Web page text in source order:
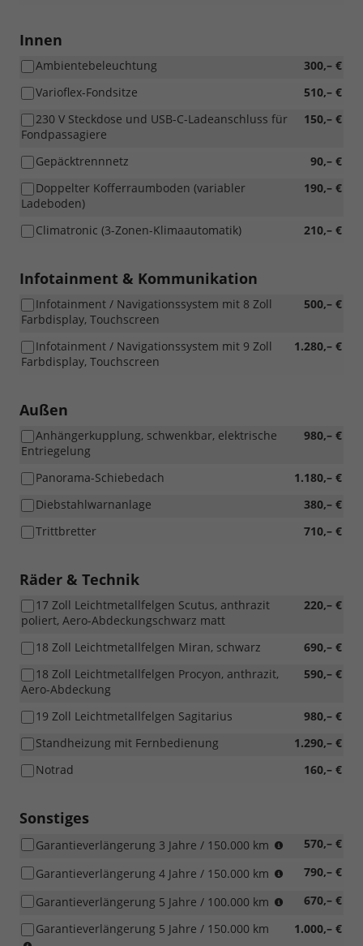
Innen
300,– €
Ambientebeleuchtung
510,– €
Varioflex-Fondsitze
150,– €
230 V Steckdose und USB-C-Ladeanschluss für
Fondpassagiere
90,– €
Gepäcktrennnetz
190,– €
Doppelter Kofferraumboden (variabler
Ladeboden)
210,– €
Climatronic (3-Zonen-Klimaautomatik)
Infotainment & Kommunikation
500,– €
Infotainment / Navigationssystem mit 8 Zoll
Farbdisplay, Touchscreen
1.280,– €
Infotainment / Navigationssystem mit 9 Zoll
Farbdisplay, Touchscreen
Außen
980,– €
Anhängerkupplung, schwenkbar, elektrische
Entriegelung
1.180,– €
Panorama-Schiebedach
380,– €
Diebstahlwarnanlage
710,– €
Trittbretter
Räder & Technik
220,– €
17 Zoll Leichtmetallfelgen Scutus, anthrazit
poliert, Aero-Abdeckungschwarz matt
690,– €
18 Zoll Leichtmetallfelgen Miran, schwarz
590,– €
18 Zoll Leichtmetallfelgen Procyon, anthrazit,
Aero-Abdeckung
980,– €
19 Zoll Leichtmetallfelgen Sagitarius
1.290,– €
Standheizung mit Fernbedienung
160,– €
Notrad
Sonstiges
570,– €
Garantieverlängerung 3 Jahre / 150.000 km
(was
eintritt)
790,– €
Garantieverlängerung 4 Jahre / 150.000 km
(was
eintritt)
670,– €
Garantieverlängerung 5 Jahre / 100.000 km
(was
eintritt)
1.000,– €
Garantieverlängerung 5 Jahre / 150.000 km